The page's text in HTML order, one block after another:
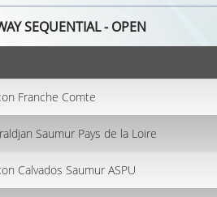
SEQUENTIAL - OPEN
Franche Comte
Saumur Pays de la Loire
Calvados Saumur ASPU